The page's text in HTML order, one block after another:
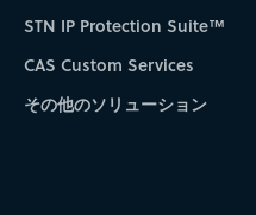
STN IP Protection Suite™
CAS Custom Services
その他のソリューション